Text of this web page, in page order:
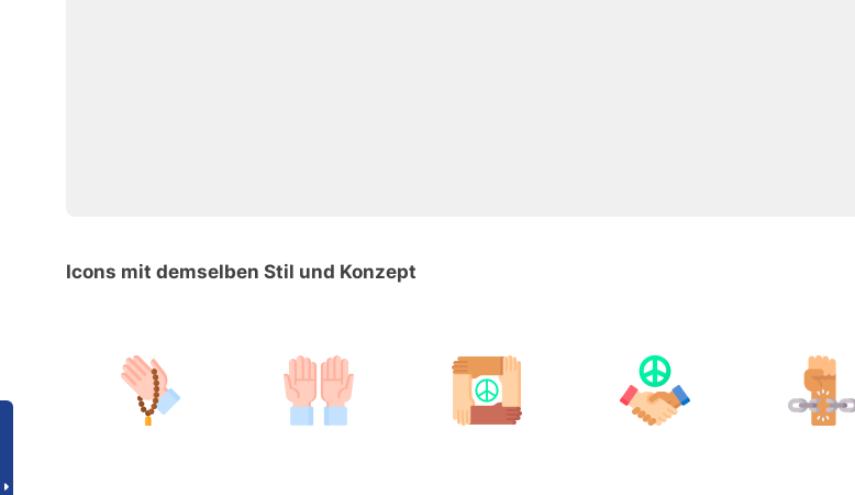
Icons mit demselben Stil und Konzept